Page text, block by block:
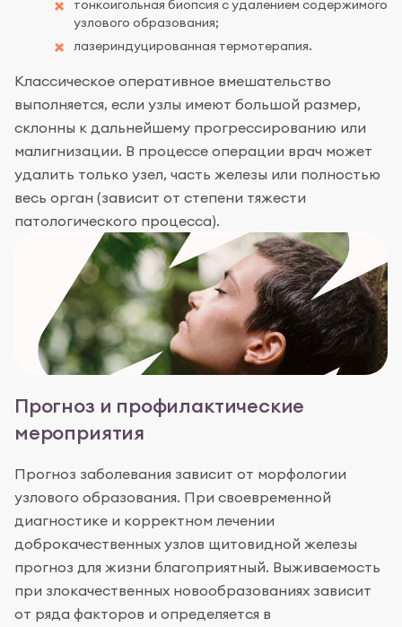
тонкоигольная биопсия с удалением содержимого
узлового образования;
лазериндуцированная термотерапия.
Классическое оперативное вмешательство
выполняется, если узлы имеют большой размер,
склонны к дальнейшему прогрессированию или
малигнизации. В процессе операции врач может
удалить только узел, часть железы или полностью
весь орган (зависит от степени тяжести
патологического процесса).
Прогноз и профилактические
мероприятия
Прогноз заболевания зависит от морфологии
узлового образования. При своевременной
диагностике и корректном лечении
доброкачественных узлов щитовидной железы
прогноз для жизни благоприятный. Выживаемость
при злокачественных новообразованиях зависит
от ряда факторов и определяется в